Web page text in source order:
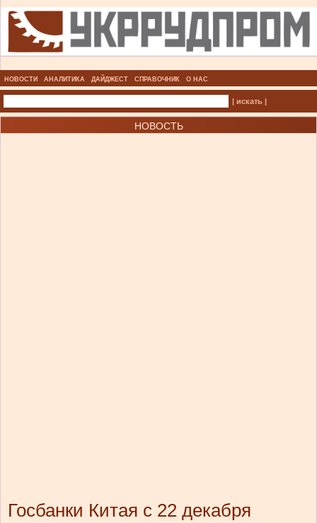
НОВОСТИ АНАЛИТИКА ДАЙДЖЕСТ СПРАВОЧНИК О НАС
| искать |
НОВОСТЬ
Госбанки Китая с 22 декабря